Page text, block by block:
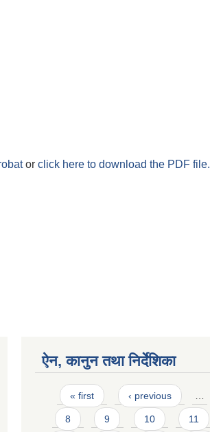
or click here to download the PDF file.
ऐन, कानुन तथा निर्देशिका
Pages
« first ‹ previous
8 9 10 11